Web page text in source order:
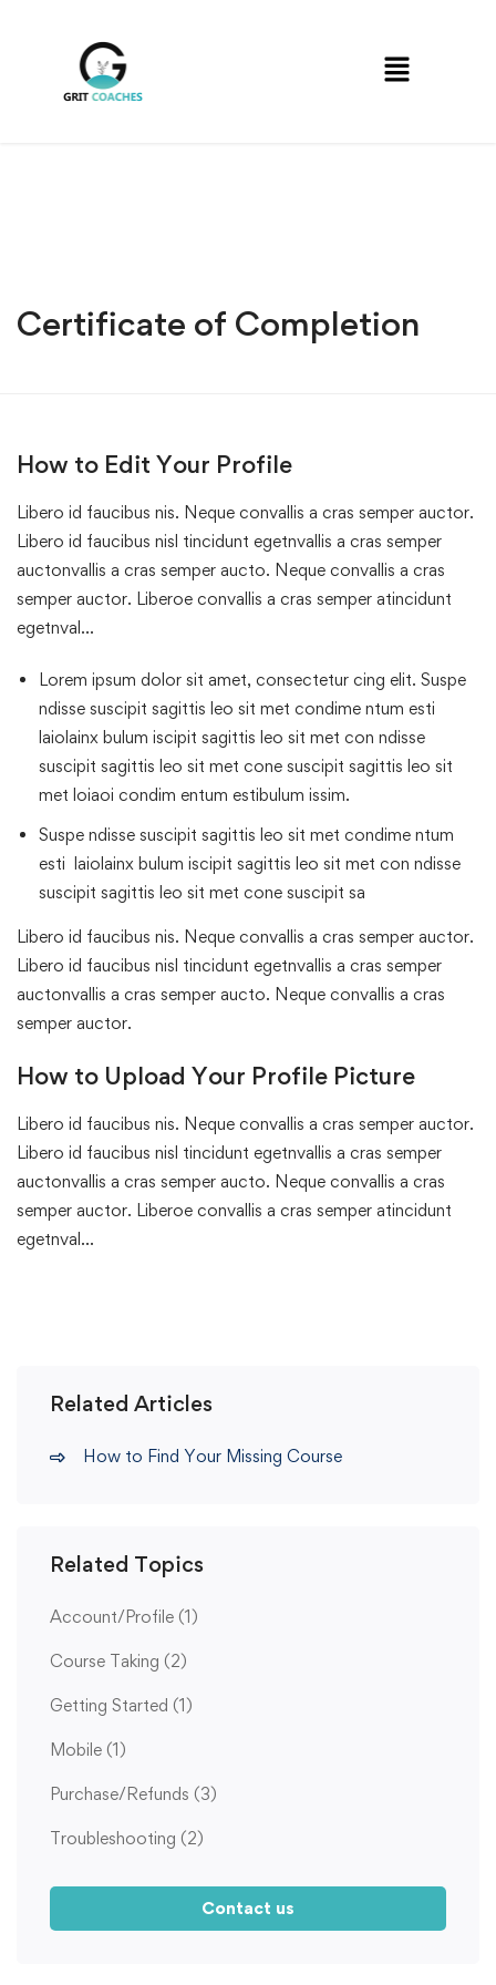
Certificate of Completion
How to Edit Your Profile
Libero id faucibus nis. Neque convallis a cras semper auctor.
Libero id faucibus nisl tincidunt egetnvallis a cras semper
auctonvallis a cras semper aucto. Neque convallis a cras
semper auctor. Liberoe convallis a cras semper atincidunt
egetnval…
Lorem ipsum dolor sit amet, consectetur cing elit. Suspe
ndisse suscipit sagittis leo sit met condime ntum esti
laiolainx bulum iscipit sagittis leo sit met con ndisse
suscipit sagittis leo sit met cone suscipit sagittis leo sit
met loiaoi condim entum estibulum issim.
Suspe ndisse suscipit sagittis leo sit met condime ntum
esti laiolainx bulum iscipit sagittis leo sit met con ndisse
suscipit sagittis leo sit met cone suscipit sa
Libero id faucibus nis. Neque convallis a cras semper auctor.
Libero id faucibus nisl tincidunt egetnvallis a cras semper
auctonvallis a cras semper aucto. Neque convallis a cras
semper auctor.
How to Upload Your Profile Picture
Libero id faucibus nis. Neque convallis a cras semper auctor.
Libero id faucibus nisl tincidunt egetnvallis a cras semper
auctonvallis a cras semper aucto. Neque convallis a cras
semper auctor. Liberoe convallis a cras semper atincidunt
egetnval…
Related Articles
How to Find Your Missing Course
Related Topics
Account/Profile (1)
Course Taking (2)
Getting Started (1)
Mobile (1)
Purchase/Refunds (3)
Troubleshooting (2)
Contact us